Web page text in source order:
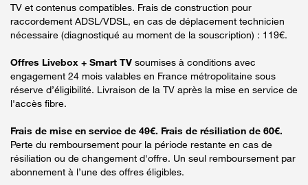
TV et contenus compatibles. Frais de construction pour
raccordement ADSL/VDSL, en cas de déplacement technicien
nécessaire (diagnostiqué au moment de la souscription) : 119€.
Offres Livebox + Smart TV soumises à conditions avec
engagement 24 mois valables en France métropolitaine sous
réserve d’éligibilité. Livraison de la TV après la mise en service de
l'accès fibre.
Frais de mise en service de 49€. Frais de résiliation de 60€.
Perte du remboursement pour la période restante en cas de
résiliation ou de changement d'offre. Un seul remboursement par
abonnement à l’une des offres éligibles.